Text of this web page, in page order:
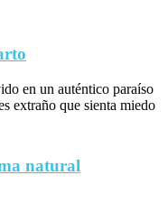
en un auténtico paraíso
extraño que sienta miedo
natural